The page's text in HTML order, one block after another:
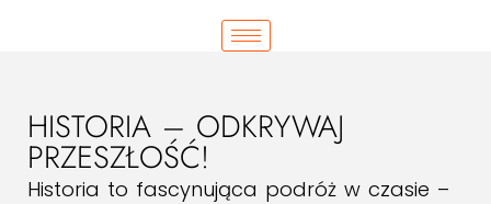
HISTORIA – ODKRYWAJ
PRZESZŁOŚĆ!
Historia to fascynująca podróż w czasie –